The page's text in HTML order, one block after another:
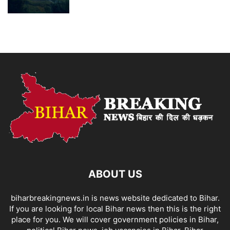
ABOUT US
biharbreakingnews.in is news website dedicated to Bihar.
If you are looking for local Bihar news then this is the right
place for you. We will cover government policies in Bihar,